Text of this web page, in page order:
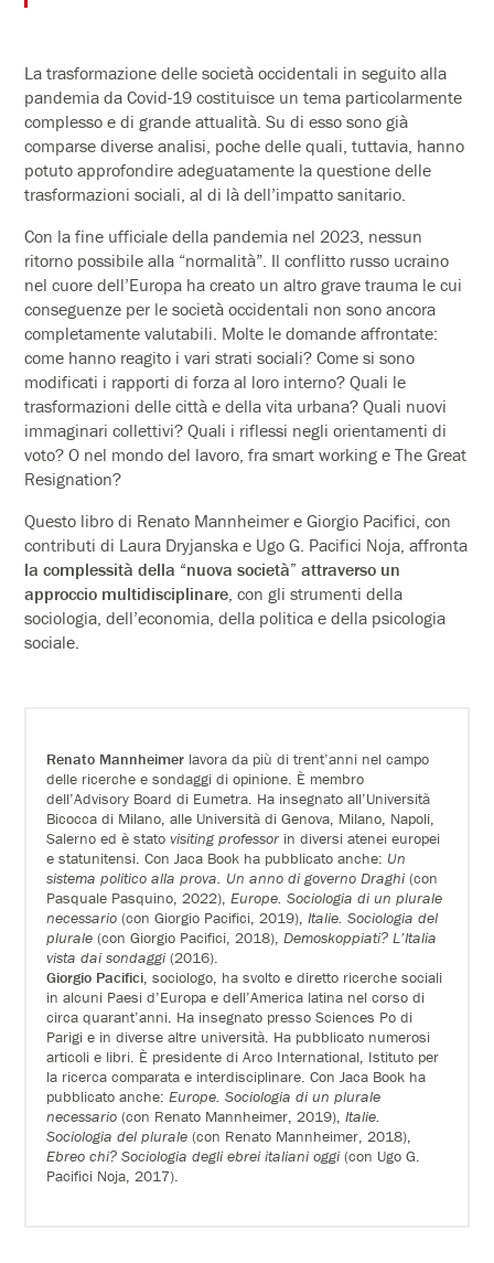
La trasformazione delle società occidentali in seguito alla
pandemia da Covid-19 costituisce un tema particolarmente
complesso e di grande attualità. Su di esso sono già
comparse diverse analisi, poche delle quali, tuttavia, hanno
potuto approfondire adeguatamente la questione delle
trasformazioni sociali, al di là dell’impatto sanitario.
Con la fine ufficiale della pandemia nel 2023, nessun
ritorno possibile alla “normalità”. Il conflitto russo ucraino
nel cuore dell’Europa ha creato un altro grave trauma le cui
conseguenze per le società occidentali non sono ancora
completamente valutabili. Molte le domande affrontate:
come hanno reagito i vari strati sociali? Come si sono
modificati i rapporti di forza al loro interno? Quali le
trasformazioni delle città e della vita urbana? Quali nuovi
immaginari collettivi? Quali i riflessi negli orientamenti di
voto? O nel mondo del lavoro, fra smart working e The Great
Resignation?
Questo libro di Renato Mannheimer e Giorgio Pacifici, con
contributi di Laura Dryjanska e Ugo G. Pacifici Noja, affronta
la complessità della “nuova società” attraverso un
approccio multidisciplinare , con gli strumenti della
sociologia, dell’economia, della politica e della psicologia
sociale.
Renato Mannheimer lavora da più di trent’anni nel campo
delle ricerche e sondaggi di opinione. È membro
dell’Advisory Board di Eumetra. Ha insegnato all’Università
Bicocca di Milano, alle Università di Genova, Milano, Napoli,
Salerno ed è statovisiting professor in diversi atenei europei
e statunitensi. Con Jaca Book ha pubblicato anche: Un
sistema politico alla prova. Un anno di governo Draghi(con
Pasquale Pasquino, 2022),Europe. Sociologia di un plurale
necessario (con Giorgio Pacifici, 2019),Italie. Sociologia del
plurale (con Giorgio Pacifici, 2018),Demoskoppiati? L’Italia
vista dai sondaggi(2016).
Giorgio Pacifici , sociologo, ha svolto e diretto ricerche sociali
in alcuni Paesi d’Europa e dell’America latina nel corso di
circa quarant’anni. Ha insegnato presso Sciences Po di
Parigi e in diverse altre università. Ha pubblicato numerosi
articoli e libri. È presidente di Arco International, Istituto per
la ricerca comparata e interdisciplinare. Con Jaca Book ha
pubblicato anche:Europe. Sociologia di un plurale
necessario (con Renato Mannheimer, 2019),Italie.
Sociologia del plurale (con Renato Mannheimer, 2018),
Ebreo chi? Sociologia degli ebrei italiani oggi(con Ugo G.
Pacifici Noja, 2017).